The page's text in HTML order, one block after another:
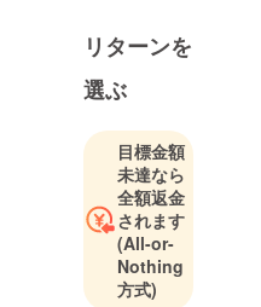
リターンを
選ぶ
目標金額
未達なら
全額返金
されます
(All-or-
Nothing
方式)